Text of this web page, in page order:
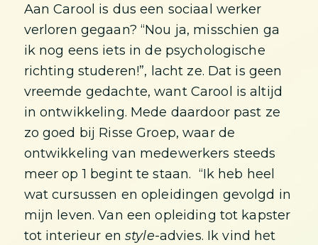
Aan Carool is dus een sociaal werker
verloren gegaan? “Nou ja, misschien ga
ik nog eens iets in de psychologische
richting studeren!”, lacht ze. Dat is geen
vreemde gedachte, want Carool is altijd
in ontwikkeling. Mede daardoor past ze
zo goed bij Risse Groep, waar de
ontwikkeling van medewerkers steeds
meer op 1 begint te staan. “Ik heb heel
wat cursussen en opleidingen gevolgd in
mijn leven. Van een opleiding tot kapster
tot interieur en style-advies. Ik vind het